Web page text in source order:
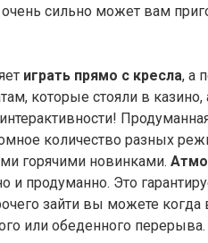
сильно может вам
играть прямо с кресла, а
которые стояли в казино,
количество разных
горячими новинками.
и продуманно. Это
зайти вы можете
или обеденного